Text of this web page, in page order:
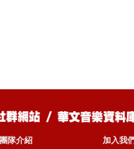
團隊介紹 加入我